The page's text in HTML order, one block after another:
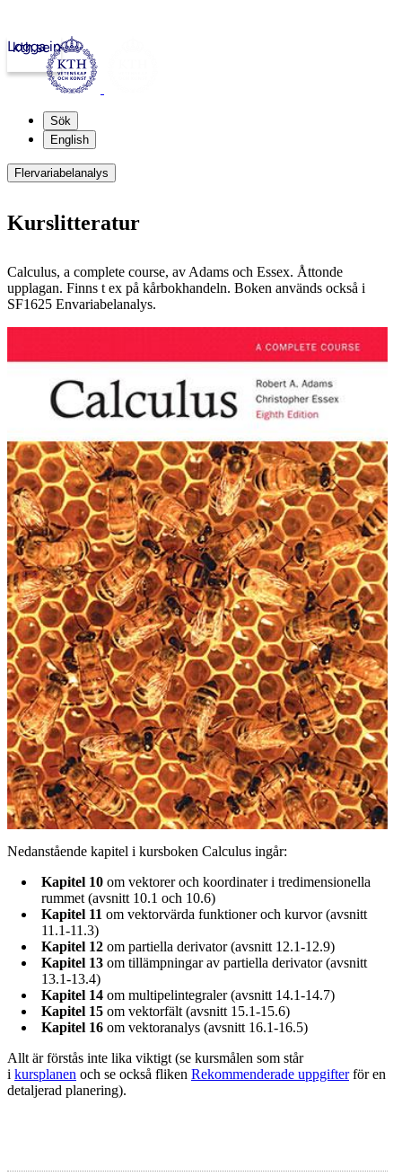
kth.se
Logga in
Sök
English
Flervariabelanalys
Kurslitteratur
Calculus, a complete course, av Adams och Essex. Åttonde
upplagan. Finns t ex på kårbokhandeln. Boken används också i
SF1625 Envariabelanalys.
Nedanstående kapitel i kursboken Calculus ingår:
Kapitel 10 om vektorer och koordinater i tredimensionella
rummet (avsnitt 10.1 och 10.6)
Kapitel 11 om vektorvärda funktioner och kurvor (avsnitt
11.1-11.3)
Kapitel 12 om partiella derivator (avsnitt 12.1-12.9)
Kapitel 13 om tillämpningar av partiella derivator (avsnitt
13.1-13.4)
Kapitel 14 om multipelintegraler (avsnitt 14.1-14.7)
Kapitel 15 om vektorfält (avsnitt 15.1-15.6)
Kapitel 16 om vektoranalys (avsnitt 16.1-16.5)
Allt är förstås inte lika viktigt (se kursmålen som står
i kursplanen och se också fliken Rekommenderade uppgifterför en
detaljerad planering).